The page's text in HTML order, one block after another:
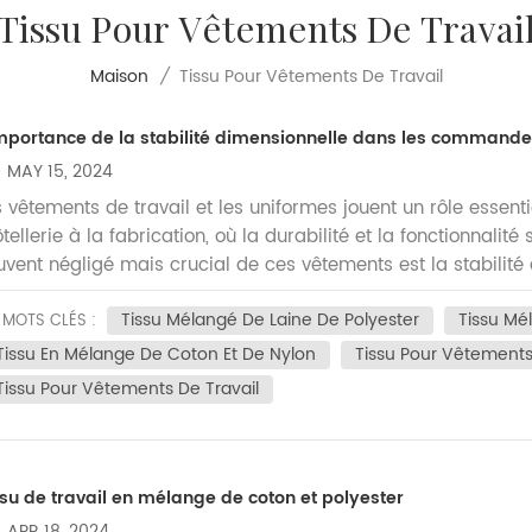
Pour Vêtements De
Maison / Tissu Pour Vêtements De Travail
de la stabilité dimensionnelle dans les
MAY 15, 2024
vêtements de travail et les uniformes jouent un rôle
à la fabrication, où la durabilité et la fonctionnalité
négligé mais crucial de ces vêtements est la
fait référence à la capacité du tissu à
et l'usure répétés. Imaginez une main-d'œuvre vêtue
après quelques lavages. De tels vêtements
mais affectent également le moral et la
stables maintiennent l'intégrité de la
cohérente et polie au fil du temps. Les tissus
conservent leur forme et leur taille, réduisant ainsi
la stabilité dimensionnelle joue un rôle essentiel
MOTS CLÉS : Tissu Mélangé De Laine De Polyester
Tissu
En Mélange De Coton Et De Nylon
Tissu Pour
Pour Vêtements De Travail
de travail en mélange de coton et polyester